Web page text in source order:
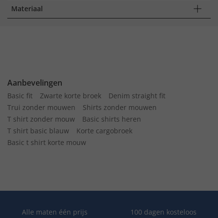
Materiaal
Aanbevelingen
Basic fit Zwarte korte broek
Denim straight fit
Trui zonder mouwen
Shirts zonder mouwen
T shirt zonder mouw
Basic shirts heren
T shirt basic blauw
Korte cargobroek
Basic t shirt korte mouw
Alle maten één prijs
100 dagen kosteloos